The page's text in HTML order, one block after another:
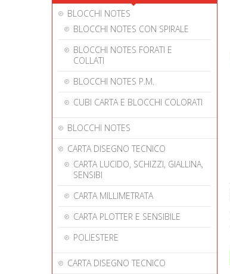
BLOCCHI NOTES
BLOCCHI NOTES CON SPIRALE
BLOCCHI NOTES FORATI E
COLLATI
BLOCCHI NOTES P.M.
CUBI CARTA E BLOCCHI COLORATI
BLOCCHI NOTES
CARTA DISEGNO TECNICO
CARTA LUCIDO, SCHIZZI, GIALLINA,
SENSIBI
CARTA MILLIMETRATA
CARTA PLOTTER E SENSIBILE
POLIESTERE
CARTA DISEGNO TECNICO